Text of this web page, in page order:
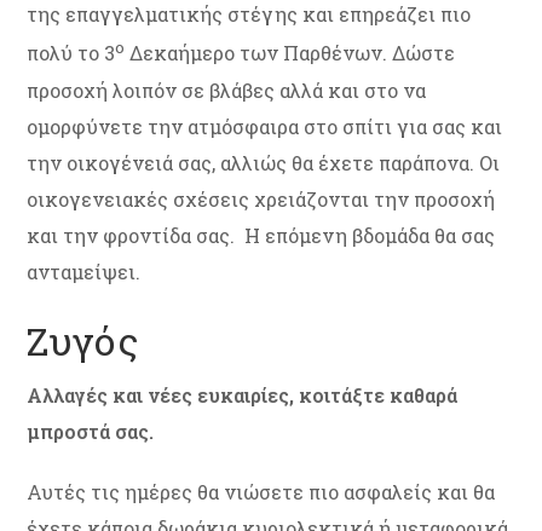
της επαγγελματικής στέγης και επηρεάζει πιο
πολύ το 3ο Δεκαήμερο των Παρθένων. Δώστε
προσοχή λοιπόν σε βλάβες αλλά και στο να
ομορφύνετε την ατμόσφαιρα στο σπίτι για σας και
την οικογένειά σας, αλλιώς θα έχετε παράπονα. Οι
οικογενειακές σχέσεις χρειάζονται την προσοχή
και την φροντίδα σας. Η επόμενη βδομάδα θα σας
ανταμείψει.
Ζυγός
Αλλαγές και νέες ευκαιρίες, κοιτάξτε καθαρά
μπροστά σας.
Αυτές τις ημέρες θα νιώσετε πιο ασφαλείς και θα